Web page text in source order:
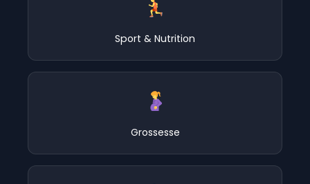
Sport & Nutrition
Grossesse